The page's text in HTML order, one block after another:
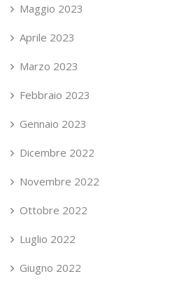
Maggio 2023
Aprile 2023
Marzo 2023
Febbraio 2023
Gennaio 2023
Dicembre 2022
Novembre 2022
Ottobre 2022
Luglio 2022
Giugno 2022